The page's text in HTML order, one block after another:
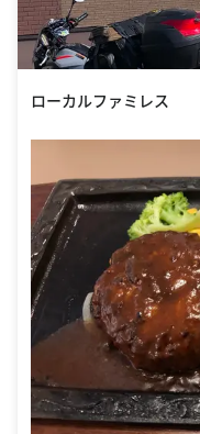
ローカルファミレス